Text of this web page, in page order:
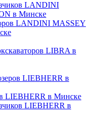
LANDINI
в Минске
LANDINI MASSEY
LIBRA в
LIEBHERR в
LIEBHERR в Минске
LIEBHERR в